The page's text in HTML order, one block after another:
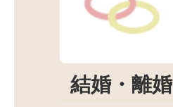
結婚・離婚